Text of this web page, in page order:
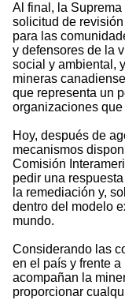
Al final, la
solicitud de
para las
y defensores de la
social y ambiental,
mineras
que representa un
organizaciones
Hoy, después de
mecanismos
Comisión
pedir una
la remediación y,
dentro del modelo
mundo.
Considerando las
en el país y frente
acompañan la
proporcionar